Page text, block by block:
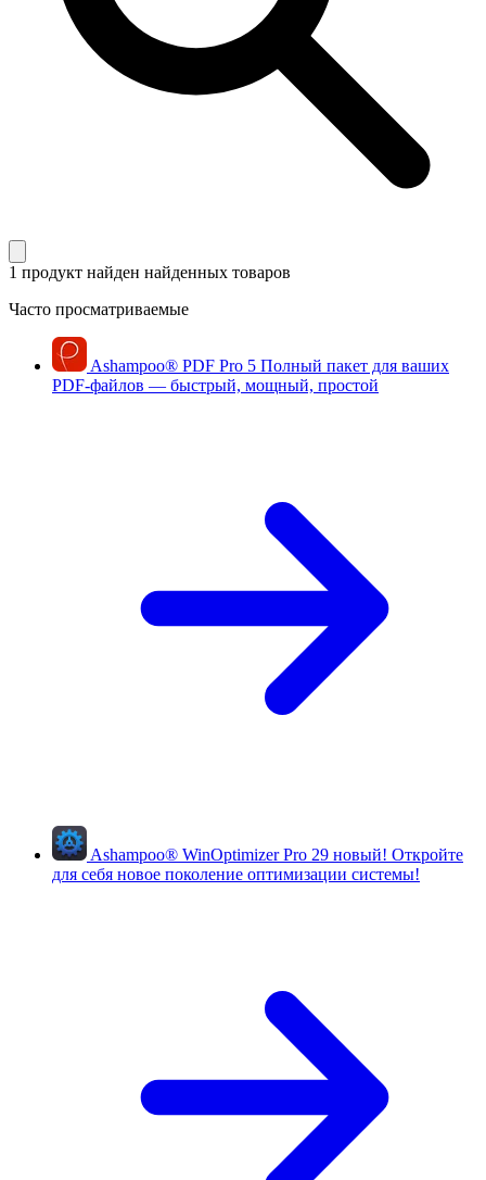
1 продукт найден найденных товаров
Часто просматриваемые
Ashampoo® PDF Pro 5 Полный пакет для ваших
PDF-файлов — быстрый, мощный, простой
Ashampoo® WinOptimizer Pro 29 новый! Откройте
для себя новое поколение оптимизации системы!